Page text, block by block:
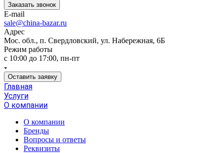
Заказать звонок
E-mail
sale@china-bazar.ru
Адрес
Мос. обл., п. Свердловский, ул. Набережная, 6Б
Режим работы
c 10:00 до 17:00, пн-пт
Оставить заявку
Главная
Услуги
О компании
О компании
Бренды
Вопросы и ответы
Реквизиты